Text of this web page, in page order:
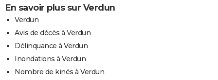
En savoir plus sur Verdun
Verdun
Avis de décès à Verdun
Délinquance à Verdun
Inondations à Verdun
Nombre de kinés à Verdun